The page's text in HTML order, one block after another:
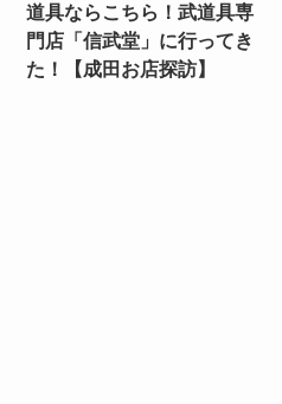
道具ならこちら！武道具専
門店「信武堂」に行ってき
た！【成田お店探訪】